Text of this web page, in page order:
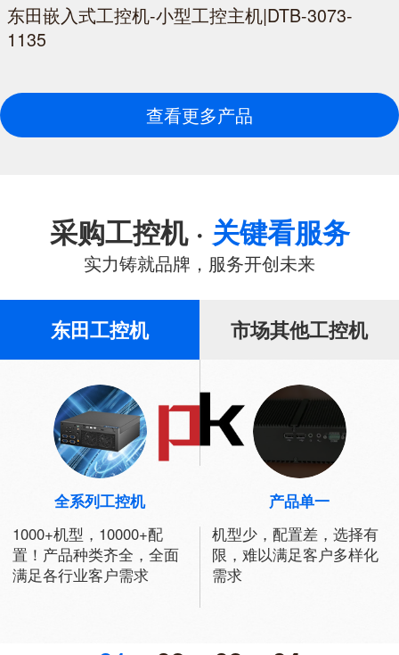
东田嵌入式工控机-小型工控主机|DTB-3073-
1135
查看更多产品
采购工控机 · 关键看服务
实力铸就品牌，服务开创未来
东田工控机 市场其他工控机
全系列工控机
1000+机型，10000+配
置！产品种类齐全，全面
满足各行业客户需求
产品单一
机型少，配置差，选择有
限，难以满足客户多样化
需求